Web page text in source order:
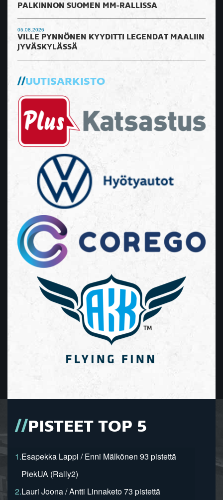
PALKINNON SUOMEN MM-RALLISSA
05.08.2026
VILLE PYNNÖNEN KYYDITTI LEGENDAT MAALIIN
JYVÄSKYLÄSSÄ
UUTISARKISTO
PISTEET TOP 5
1.Esapekka Lappi / Enni Mälkönen 93 pistettä
PiekUA (Rally2)
2.Lauri Joona / Antti Linnaketo 73 pistettä